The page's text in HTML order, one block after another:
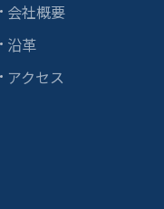
会社概要
沿革
アクセス